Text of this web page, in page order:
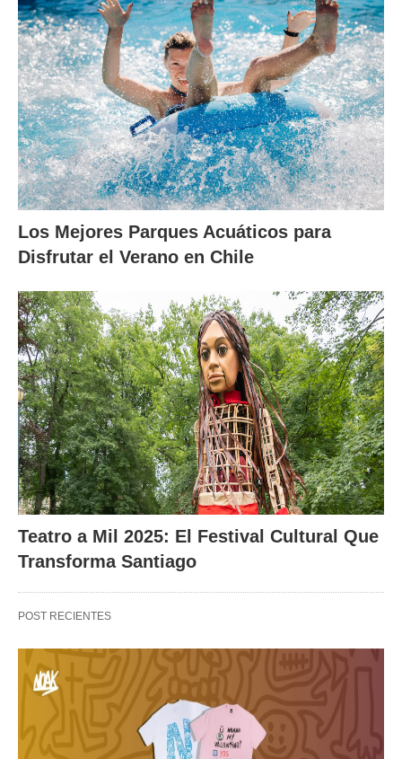
Los Mejores Parques Acuáticos para
Disfrutar el Verano en Chile
Teatro a Mil 2025: El Festival Cultural Que
Transforma Santiago
POST RECIENTES